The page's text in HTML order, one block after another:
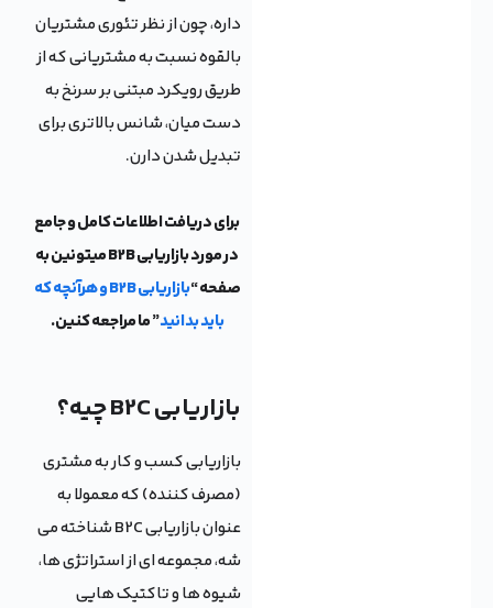
داره، چون از نظر تئوری مشتریان
بالقوه نسبت به مشتریانی که از
طریق رویکرد مبتنی بر سرنخ به
دست میان، شانس بالاتری برای
تبدیل شدن دارن.
برای دریافت اطلاعات کامل و جامع
در مورد بازاریابی B2B میتونین به
صفحه “
بازاریابی B2B و هرآنچه که
باید بدانید” ما مراجعه کنین.
بازاریابی B2C چیه؟
بازاریابی کسب و کار به مشتری
(مصرف کننده) که معمولا به
عنوان بازاریابی B2C شناخته می
شه، مجموعه ای از استراتژی ها،
شیوه ها و تاکتیک هایی